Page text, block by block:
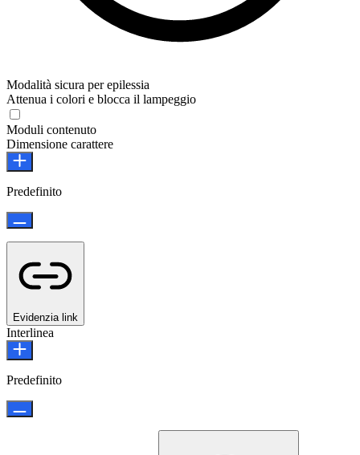
Modalità sicura per epilessia
Attenua i colori e blocca il lampeggio
Moduli contenuto
Dimensione carattere
Predefinito
Evidenzia link
Interlinea
Predefinito